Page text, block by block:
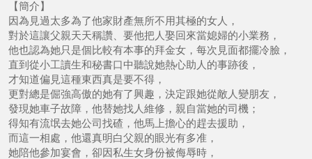
【簡介】
因為見過太多為了他家財產無所不用其極的女人，
對於這讓父親天天稱讚、要他把人娶回來當媳婦的小業務，
他也認為她只是個比較有本事的拜金女，每次見面都擺冷臉，
直到從小工讀生和秘書口中聽說她熱心助人的事跡後，
才知道偏見這種東西真是要不得，
更對總是倔強高傲的她有了興趣，決定跟她從敵人變朋友，
發現她車子故障，他替她找人維修，親自當她的司機；
得知有流氓去她公司找碴，他馬上擔心的趕去援助，
而這一相處，他還真明白父親的眼光有多准，
她陪他參加宴會，卻因私生女身份被侮辱時，